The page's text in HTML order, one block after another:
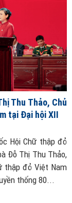
Thu Thảo, Chủ
tại Đại hội XII
Hội Chữ thập đỏ
Đỗ Thị Thu Thảo,
thập đỏ Việt Nam
thống 80...